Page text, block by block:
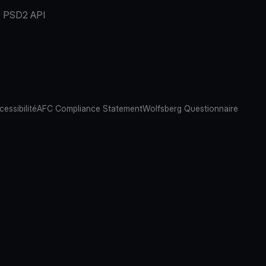
PSD2 API
AFC Compliance StatementWolfsberg Questionnaire